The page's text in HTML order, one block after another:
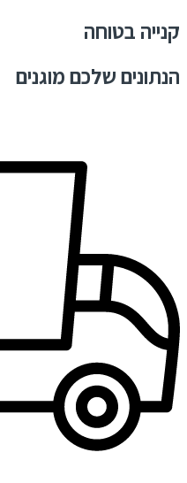
קנייה בטוחה
הנתונים שלכם מוגנים